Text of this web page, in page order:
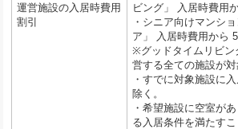
運営施設の入居時費用
割引
ビング」 入居時費用
・シニア向けマンシ
ア」 入居時費用から
※グッドタイムリビン
営する全ての施設が
・すでに対象施設に
除く。
・希望施設に空室が
る入居条件を満たす